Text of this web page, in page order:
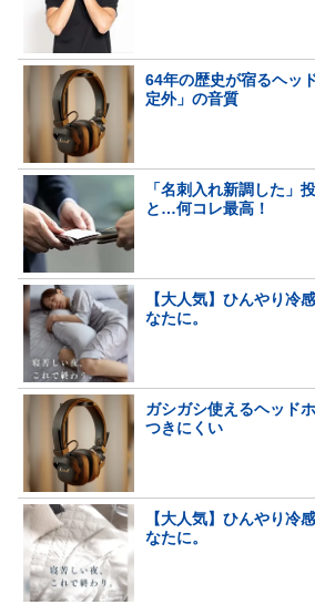
64年の歴史が宿るヘッ
定外」の音質
「名刺入れ新調した」
と…何コレ最高！
【大人気】ひんやり冷
なたに。
ガシガシ使えるヘッド
つきにくい
【大人気】ひんやり冷
なたに。